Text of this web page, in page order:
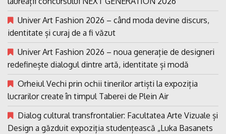
Univer Art Fashion 2026 – când moda devine discurs,
identitate și curaj de a fi văzut
Univer Art Fashion 2026 – noua generație de designeri
redefinește dialogul dintre artă, identitate și modă
Orheiul Vechi prin ochii tinerilor artiști la expoziția
lucrarilor create în timpul Taberei de Plein Air
Dialog cultural transfrontalier: Facultatea Arte Vizuale și
Design a găzduit expoziția studențească „Luka Basanets